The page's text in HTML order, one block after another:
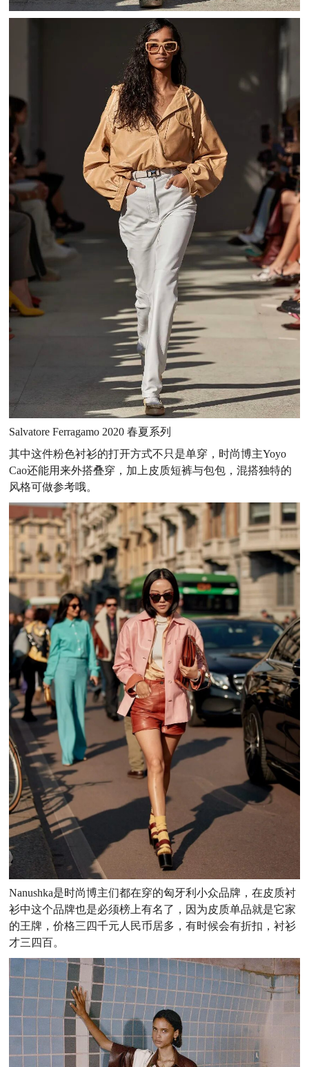
Salvatore Ferragamo 2020 春夏系列
其中这件粉色衬衫的打开方式不只是单穿，时尚博主Yoyo
Cao还能用来外搭叠穿，加上皮质短裤与包包，混搭独特的
风格可做参考哦。
Nanushka是时尚博主们都在穿的匈牙利小众品牌，在皮质衬
衫中这个品牌也是必须榜上有名了，因为皮质单品就是它家
的王牌，价格三四千元人民币居多，有时候会有折扣，衬衫
才三四百。